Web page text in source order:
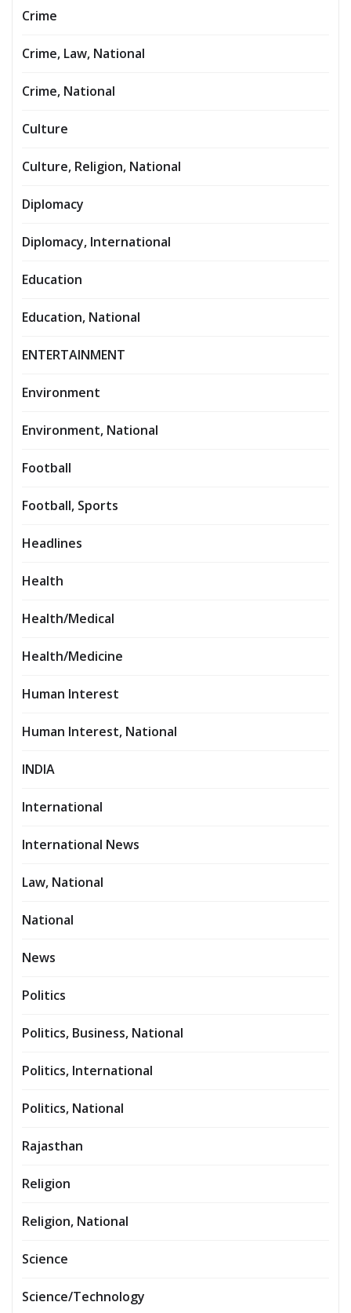
Crime
Crime, Law, National
Crime, National
Culture
Culture, Religion, National
Diplomacy
Diplomacy, International
Education
Education, National
ENTERTAINMENT
Environment
Environment, National
Football
Football, Sports
Headlines
Health
Health/Medical
Health/Medicine
Human Interest
Human Interest, National
INDIA
International
International News
Law, National
National
News
Politics
Politics, Business, National
Politics, International
Politics, National
Rajasthan
Religion
Religion, National
Science
Science/Technology